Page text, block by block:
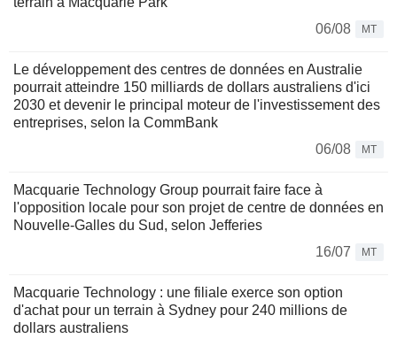
06/08
MT
Le développement des centres de données en Australie
pourrait atteindre 150 milliards de dollars australiens d'ici
2030 et devenir le principal moteur de l'investissement des
entreprises, selon la CommBank
06/08
MT
Macquarie Technology Group pourrait faire face à
l'opposition locale pour son projet de centre de données en
Nouvelle-Galles du Sud, selon Jefferies
16/07
MT
Macquarie Technology : une filiale exerce son option
d'achat pour un terrain à Sydney pour 240 millions de
dollars australiens